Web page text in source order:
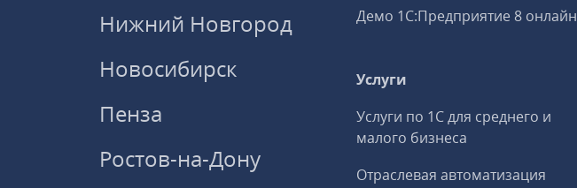
Нижний Новгород
Новосибирск
Пенза
Ростов-на-Дону
Демо 1С:Предприятие 8 онлайн
Услуги
Услуги по 1С для среднего и
малого бизнеса
Отраслевая автоматизация